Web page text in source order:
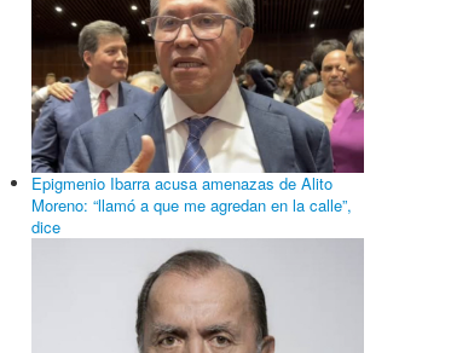
Epigmenio Ibarra acusa amenazas de Alito
Moreno: “llamó a que me agredan en la calle”,
dice